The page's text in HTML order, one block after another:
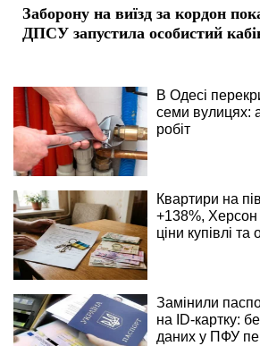
Заборону на виїзд за кордон
ДПСУ запустила особистий
В Одесі
семи вулицях:
робіт
Квартири на
+138%, Херсон
ціни купівлі та
Замінили
на ID-картку:
даних у ПФУ